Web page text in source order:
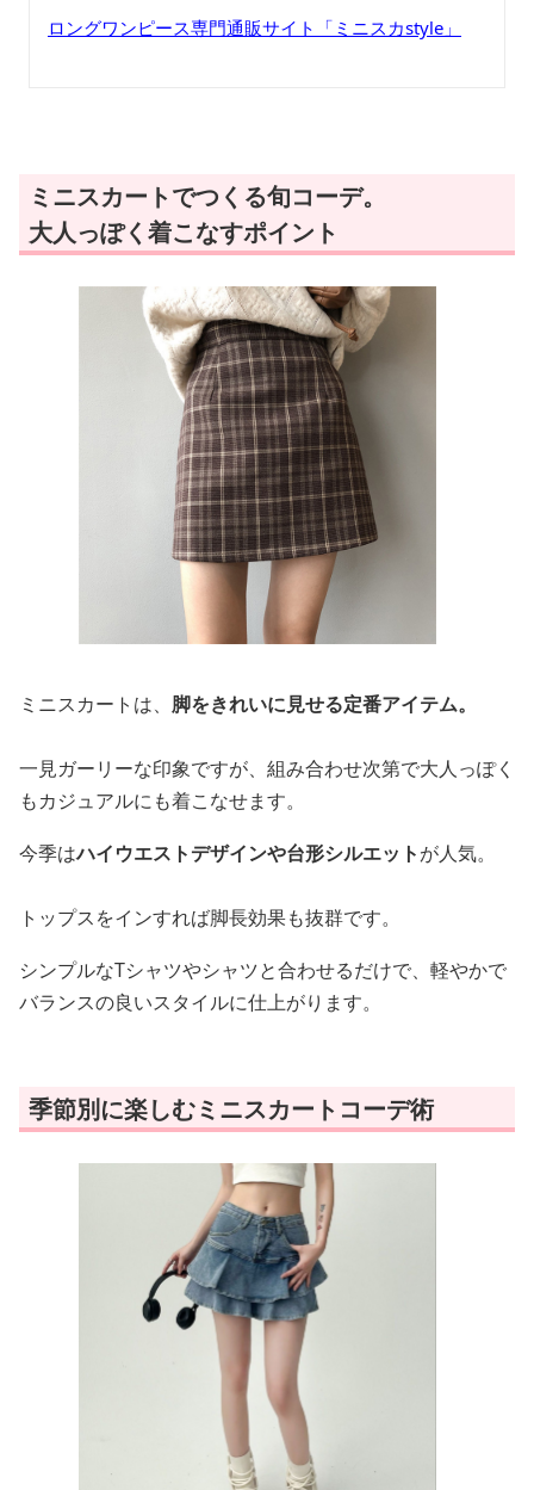
ロングワンピース専門通販サイト「ミニスカstyle」
ミニスカートでつくる旬コーデ。
大人っぽく着こなすポイント
ミニスカートは、 脚をきれいに見せる定番アイテム。
一見ガーリーな印象ですが、組み合わせ次第で大人っぽく
もカジュアルにも着こなせます。
今季はハイウエストデザインや台形シルエットが人気。
トップスをインすれば脚長効果も抜群です。
シンプルなTシャツやシャツと合わせるだけで、軽やかで
バランスの良いスタイルに仕上がります。
季節別に楽しむミニスカートコーデ術